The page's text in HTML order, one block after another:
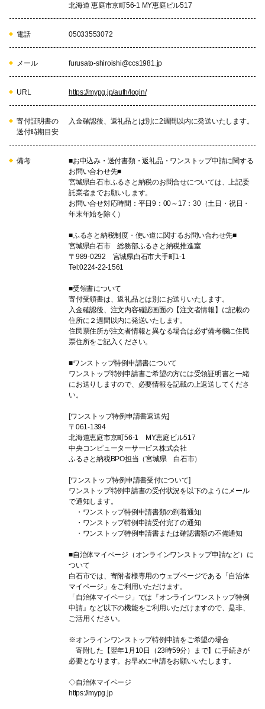
北海道 恵庭市京町56-1 MY恵庭ビル517
電話 05033553072
メール furusato-shiroishi@ccs1981.jp
URL https://mypg.jp/auth/login/
寄付証明書の
送付時期目安
入金確認後、返礼品とは別に2週間以内に発送いたします。
備考
■お申込み・送付書類・返礼品・ワンストップ申請に関する
お問い合わせ先■
宮城県白石市ふるさと納税のお問合せについては、上記委
託業者までお願いします。
お問い合せ対応時間：平日9：00～17：30（土日・祝日・
年末年始を除く）
■ふるさと納税制度・使い道に関するお問い合わせ先■
宮城県白石市 総務部ふるさと納税推進室
〒989-0292 宮城県白石市大手町1-1
Tel:0224-22-1561
■受領書について
寄付受領書は、返礼品とは別にお送りいたします。
入金確認後、注文内容確認画面の【注文者情報】に記載の
住所に２週間以内に発送いたします。
住民票住所が注文者情報と異なる場合は必ず備考欄に住民
票住所をご記入ください。
■ワンストップ特例申請書について
ワンストップ特例申請書ご希望の方には受領証明書と一緒
にお送りしますので、必要情報を記載の上返送してくださ
い。
[ワンストップ特例申請書返送先]
〒061-1394
北海道恵庭市京町56-1 MY恵庭ビル517
中央コンピューターサービス株式会社
ふるさと納税BPO担当（宮城県 白石市）
[ワンストップ特例申請書受付について]
ワンストップ特例申請書の受付状況を以下のようにメール
で通知します。
・ワンストップ特例申請書類の到着通知
・ワンストップ特例申請受付完了の通知
・ワンストップ特例申請書または確認書類の不備通知
■自治体マイページ（オンラインワンストップ申請など）に
ついて
白石市では、寄附者様専用のウェブページである「自治体
マイページ」をご利用いただけます。
「自治体マイページ」では『オンラインワンストップ特例
申請』など以下の機能をご利用いただけますので、是非、
ご活用ください。
※オンラインワンストップ特例申請をご希望の場合
寄附した【翌年1月10日（23時59分）まで】に手続きが
必要となります。お早めに申請をお願いいたします。
◇自治体マイページ
https://mypg.jp